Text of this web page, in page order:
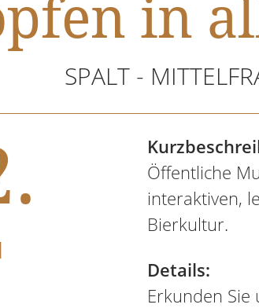
in
SPALT -
Öffentliche
interaktiven,
Bierkultur.
Details:
Erkunden Sie